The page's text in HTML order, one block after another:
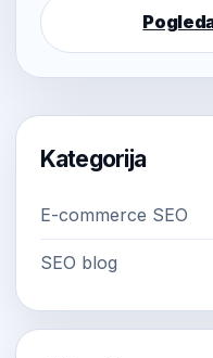
Kategorija
E-commerce SEO
SEO blog